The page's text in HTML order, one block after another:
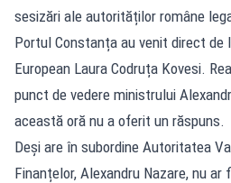
sesizări ale autorităților române
Portul Constanța au venit direct de
European Laura Codruța Kovesi.
punct de vedere ministrului
această oră nu a oferit un răspuns.
Deși are în subordine Autoritatea
Finanțelor, Alexandru Nazare, nu